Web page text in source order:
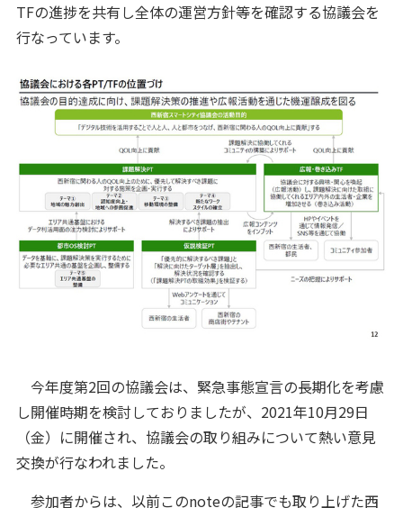
TFの進捗を共有し全体の運営方針等を確認する協議会を
行なっています。
今年度第2回の協議会は、緊急事態宣言の長期化を考慮
し開催時期を検討しておりましたが、2021年10月29日
（金）に開催され、協議会の取り組みについて熱い意見
交換が行なわれました。
参加者からは、以前このnoteの記事でも取り上げた西